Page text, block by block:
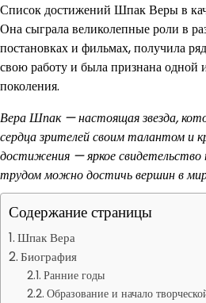
Список достижений Шпак Веры в
Она сыграла великолепные роли в
постановках и фильмах, получила
свою работу и была признана одной
поколения.
Вера Шпак — настоящая звезда,
сердца зрителей своим талантом и
достижения — яркое
трудом можно достичь вершин в
Содержание страницы
Шпак Вера
Биография
Ранние годы
Образование и начало